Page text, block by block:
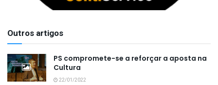
Outros artigos
PS compromete-se a reforçar a aposta na
Cultura
22/01/2022